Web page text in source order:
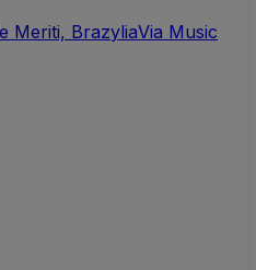
Meriti, BrazyliaVia Music